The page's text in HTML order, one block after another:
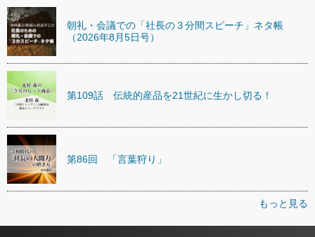
朝礼・会議での「社長の３分間スピーチ」ネタ帳
（2026年8月5日号）
第109話 伝統的産品を21世紀に生かし切る！
第86回 「言葉狩り」
もっと見る